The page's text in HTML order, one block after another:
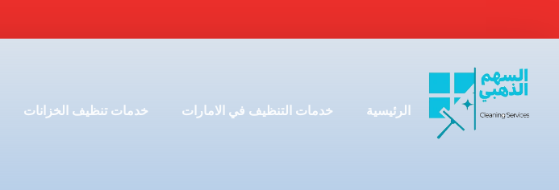
الرئيسية خدمات التنظيف في الامارات خدمات تنظيف الخزانات